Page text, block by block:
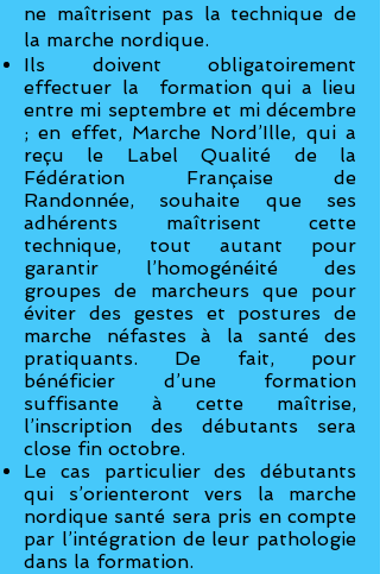
ne maîtrisent pas la technique de
la marche nordique.
Ils doivent obligatoirement
effectuer la formation qui a lieu
entre mi septembre et mi décembre
; en effet, Marche Nord’Ille, qui a
reçu le Label Qualité de la
Fédération Française de
Randonnée, souhaite que ses
adhérents maîtrisent cette
technique, tout autant pour
garantir l’homogénéité des
groupes de marcheurs que pour
éviter des gestes et postures de
marche néfastes à la santé des
pratiquants. De fait, pour
bénéficier d’une formation
suffisante à cette maîtrise,
l’inscription des débutants sera
close fin octobre.
Le cas particulier des débutants
qui s’orienteront vers la marche
nordique santé sera pris en compte
par l’intégration de leur pathologie
dans la formation.